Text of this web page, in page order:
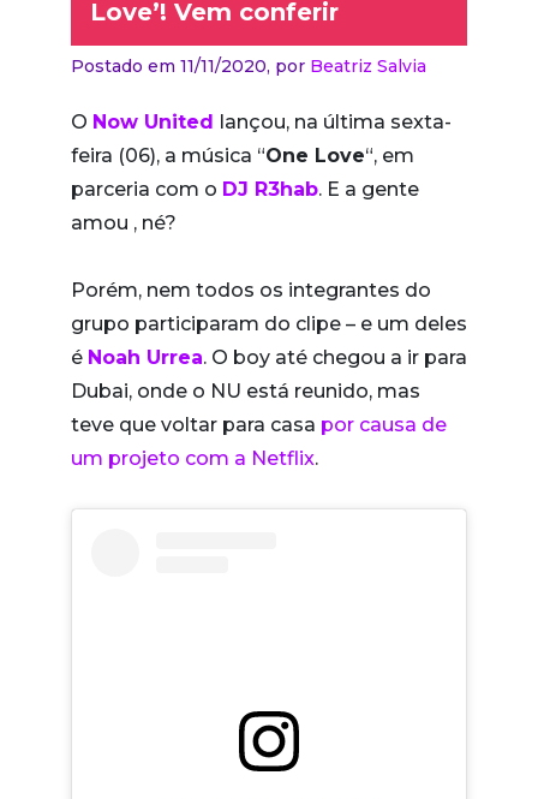
Love’! Vem conferir
Postado em 11/11/2020, por Beatriz Salvia
O Now United lançou, na última sexta-
feira (06), a música “One Love“, em
parceria com o DJ R3hab. E a gente
amou , né?
Porém, nem todos os integrantes do
grupo participaram do clipe – e um deles
é Noah Urrea. O boy até chegou a ir para
Dubai, onde o NU está reunido, mas
teve que voltar para casa por causa de
um projeto com a Netflix.